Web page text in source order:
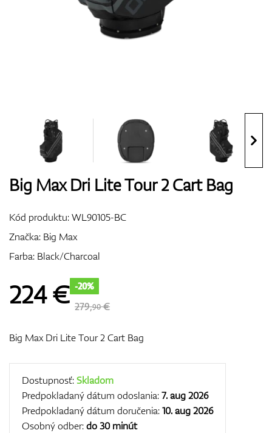
Rukavice
Bagy
GPS/Zameriavače
Darčekové poukážky
Big Max Dri Lite Tour 2 Cart Bag
Kód produktu:WL90105-BC
Značka: Big Max
Farba: Black/Charcoal
224€ -20%
279,90€
Big Max Dri Lite Tour 2 Cart Bag
Dostupnosť:Skladom
Predpokladaný dátum odoslania:7. aug 2026
Predpokladaný dátum doručenia:10. aug 2026
Osobný odber:do 30 minút